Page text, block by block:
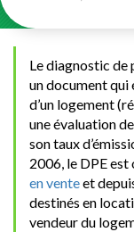
Le diagnostic de
un document
d’un logement
une évaluation
son taux
2006, le DPE
en venteet
destinés en
vendeur du